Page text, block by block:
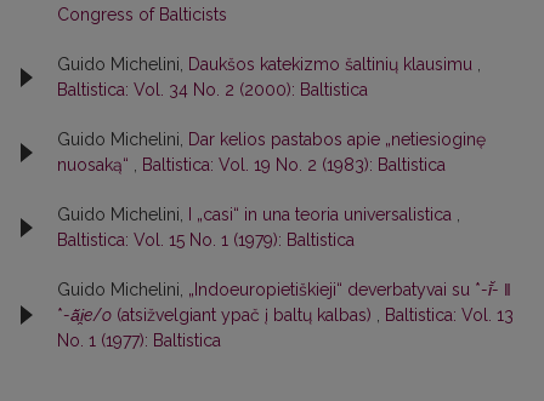
Congress of Balticists
Guido Michelini, Daukšos katekizmo šaltinių klausimu
Baltistica: Vol. 34 No. 2 (2000): Baltistica
Guido Michelini,
Dar kelios pastabos apie „netiesioginę
nuosaką“
Baltistica: Vol. 19 No. 2 (1983): Baltistica
Guido Michelini, I „casi“ in una teoria universalistica
Baltistica: Vol. 15 No. 1 (1979): Baltistica
Guido Michelini, „Indoeuropietiškieji“ deverbatyvai su *-ī̆- ‖
*-ā̆i̯e/o (atsižvelgiant ypač į baltų kalbas)
Baltistica: Vol. 13
No. 1 (1977): Baltistica